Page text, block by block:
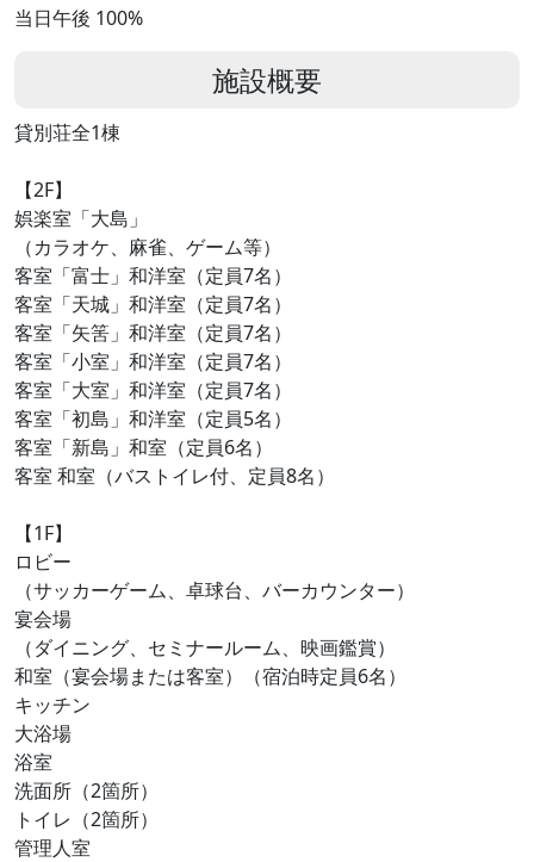
当日午後 100%
施設概要
貸別荘全1棟
【2F】
娯楽室「大島」
（カラオケ、麻雀、ゲーム等）
客室「富士」和洋室（定員7名）
客室「天城」和洋室（定員7名）
客室「矢筈」和洋室（定員7名）
客室「小室」和洋室（定員7名）
客室「大室」和洋室（定員7名）
客室「初島」和洋室（定員5名）
客室「新島」和室（定員6名）
客室 和室（バストイレ付、定員8名）
【1F】
ロビー
（サッカーゲーム、卓球台、バーカウンター）
宴会場
（ダイニング、セミナールーム、映画鑑賞）
和室（宴会場または客室）（宿泊時定員6名）
キッチン
大浴場
浴室
洗面所（2箇所）
トイレ（2箇所）
管理人室